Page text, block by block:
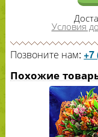
Условия
Позвоните нам: +7
Похожие